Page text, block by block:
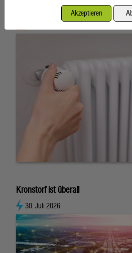
Kronstorf ist überall
30. Juli 2026
Akzeptieren